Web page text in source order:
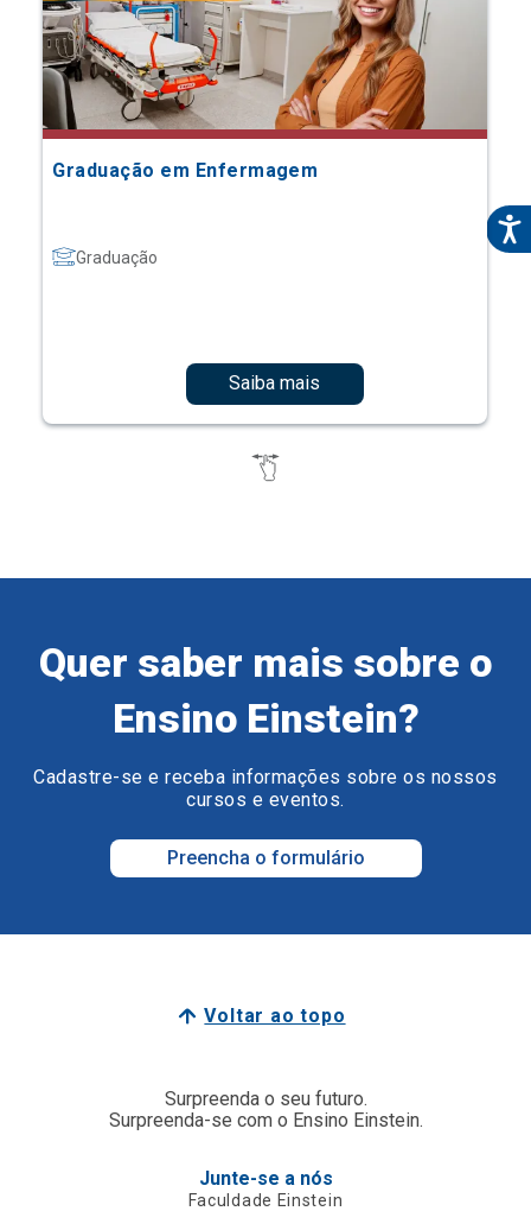
Graduação em Enfermagem
Graduação
Saiba mais
Quer saber mais sobre o
Ensino Einstein?
Cadastre-se e receba informações sobre os nossos
cursos e eventos.
Preencha o formulário
Voltar ao topo
Surpreenda o seu futuro.
Surpreenda-se com o Ensino Einstein.
Junte-se a nós
Faculdade Einstein